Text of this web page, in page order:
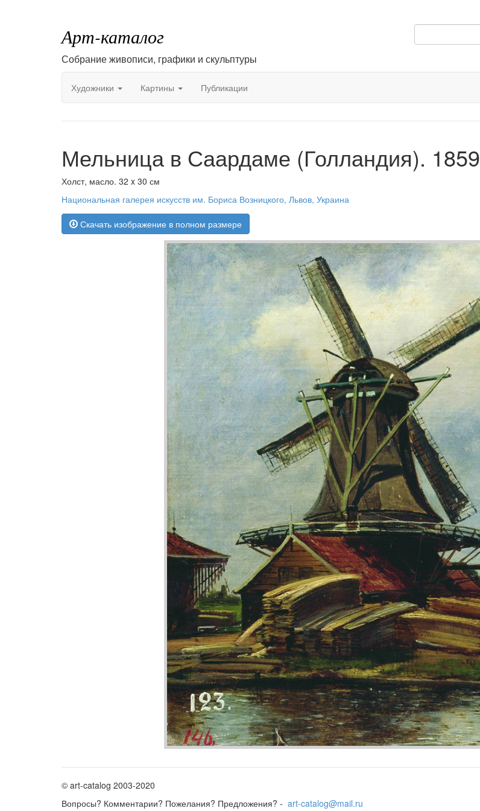
Арт-каталог
Собрание живописи, графики и скульптуры
Художники Картины Публикации
Мельница в Саардаме (Голландия). 1859
Холст, масло. 32 x 30 см
Национальная галерея искусств им. Бориса Возницкого, Львов, Украина
Скачать изображение в полном размере
© art-catalog 2003-2020
Вопросы? Комментарии? Пожелания? Предложения? - art-catalog@mail.ru